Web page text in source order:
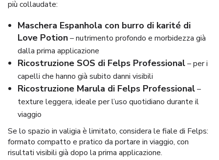
più collaudate:
Maschera Espanhola con burro di karité di
Love Potion– nutrimento profondo e morbidezza già
dalla prima applicazione
Ricostruzione SOS di Felps Professional– per i
capelli che hanno già subito danni visibili
Ricostruzione Marula di Felps Professional–
texture leggera, ideale per l’uso quotidiano durante il
viaggio
Se lo spazio in valigia è limitato, considera le fiale di Felps:
formato compatto e pratico da portare in viaggio, con
risultati visibili già dopo la prima applicazione.